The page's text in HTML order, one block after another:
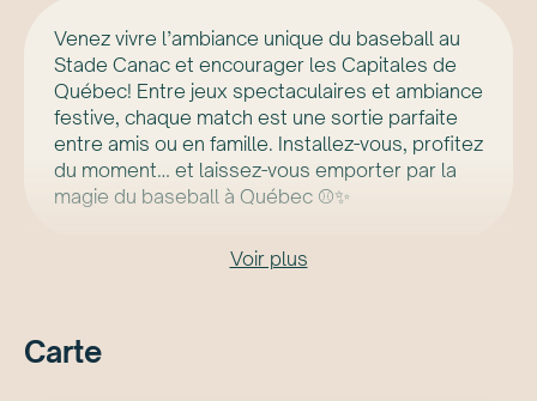
Venez vivre l’ambiance unique du baseball au
Stade Canac et encourager les Capitales de
Québec! Entre jeux spectaculaires et ambiance
festive, chaque match est une sortie parfaite
entre amis ou en famille. Installez-vous, profitez
du moment… et laissez-vous emporter par la
magie du baseball à Québec ⚾✨
Voir plus
Carte